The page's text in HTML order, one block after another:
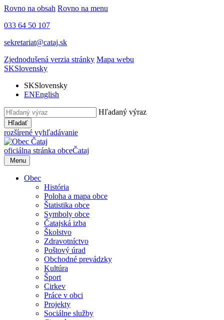
Rovno na obsah Rovno na menu
033 64 50 107
sekretariat@cataj.sk
Zjednodušená verzia stránky Mapa webu
SKSlovensky
SKSlovensky
ENEnglish
Hľadaný výraz
Hľadať
rozšírené vyhľadávanie
oficiálna stránka obceČataj
Menu
Obec
História
Poloha a mapa obce
Štatistika obce
Symboly obce
Čatajská izba
Školstvo
Zdravotníctvo
Poštový úrad
Obchodné prevádzky
Kultúra
Šport
Cirkev
Práce v obci
Projekty
Sociálne služby